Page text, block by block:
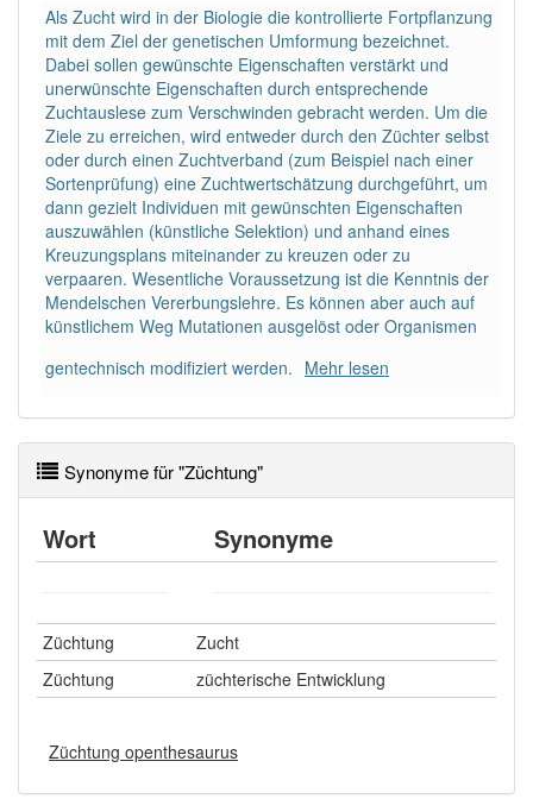
DIE:11 043
DAS: 2Ausnahmen Beispiele
PowerIndex:73
Häufigkeit: 4 von 10
Wörter mit Endung-züchtung: 9
Wörter mit Endung-züchtungaber mit einem
anderen Artikeldie: 0
korrekt erraten.
Als Zucht wird in der Biologie die kontrollierte Fortpflanzung
mit dem Ziel der genetischen Umformung bezeichnet.
Dabei sollen gewünschte Eigenschaften verstärkt und
unerwünschte Eigenschaften durch entsprechende
Zuchtauslese zum Verschwinden gebracht werden. Um die
Ziele zu erreichen, wird entweder durch den Züchter selbst
oder durch einen Zuchtverband (zum Beispiel nach einer
Sortenprüfung) eine Zuchtwertschätzung durchgeführt, um
dann gezielt Individuen mit gewünschten Eigenschaften
auszuwählen (künstliche Selektion) und anhand eines
Kreuzungsplans miteinander zu kreuzen oder zu
verpaaren. Wesentliche Voraussetzung ist die Kenntnis der
Mendelschen Vererbungslehre. Es können aber auch auf
künstlichem Weg Mutationen ausgelöst oder Organismen
gentechnisch modifiziert werden. Mehr lesen
Synonyme für "Züchtung"
Wort Synonyme
Züchtung
Zucht
Züchtung
züchterische Entwicklung
Züchtung openthesaurus